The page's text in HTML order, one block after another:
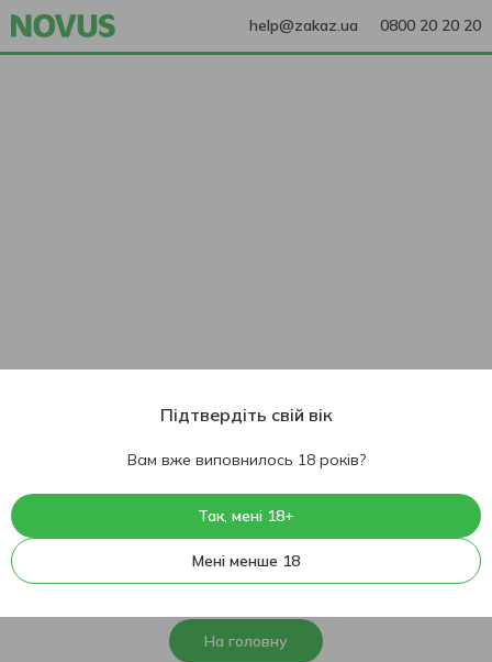
help@zakaz.ua 0800 20 20 20
404
На жаль, ця сторінка не
знайдена
На головну
Підтвердіть свій вік
Вам вже виповнилось 18 років?
Так, мені 18+
Мені менше 18